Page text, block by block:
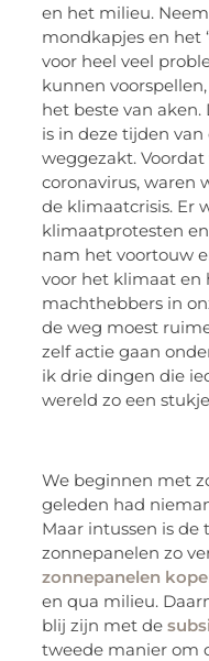
en het milieu.
mondkapjes en het
voor heel veel
kunnen
het beste van
is in deze tijden
weggezakt.
coronavirus, waren
de klimaatcrisis. Er
klimaatprotesten
nam het voortouw
voor het klimaat en
machthebbers in
de weg moest
zelf actie gaan
ik drie dingen die
wereld zo een
We beginnen met
geleden had
Maar intussen is de
zonnepanelen zo
zonnepanelen
en qua milieu.
blij zijn met de
tweede manier om